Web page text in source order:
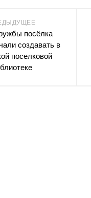
посёлка
создавать в
поселковой